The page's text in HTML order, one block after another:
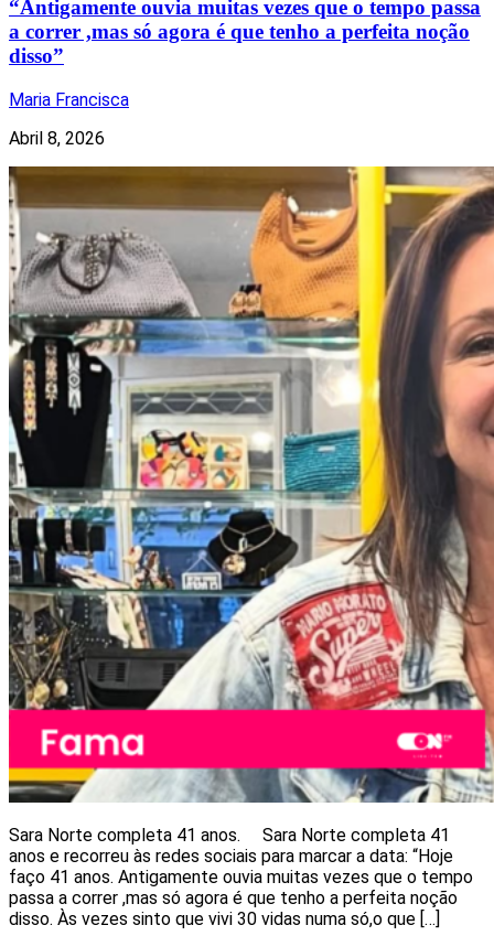
“Antigamente ouvia muitas vezes que o tempo passa
a correr ,mas só agora é que tenho a perfeita noção
disso”
Maria Francisca
Abril 8, 2026
Sara Norte completa 41 anos. Sara Norte completa 41
anos e recorreu às redes sociais para marcar a data: “Hoje
faço 41 anos. Antigamente ouvia muitas vezes que o tempo
passa a correr ,mas só agora é que tenho a perfeita noção
disso. Às vezes sinto que vivi 30 vidas numa só,o que […]